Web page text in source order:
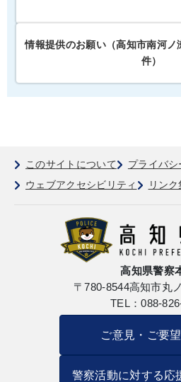
情報提供のお願い（高知市南河ノ
件）
このサイトについて
プライバ
ウェブアクセシビリティ
リンク
高知県警察
〒780-8544高知市丸
TEL：088-
ご意見・ご要
警察活動に対する応